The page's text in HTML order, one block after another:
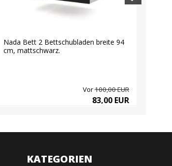
Nada Bett 2 Bettschubladen breite 94
cm, mattschwarz.
Vor100,00 EUR
83,00 EUR
KATEGORIEN